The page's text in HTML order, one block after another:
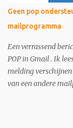
Geen pop
mailprogramma
Een verrassend
POP in Gmail . Ik
melding
van een andere